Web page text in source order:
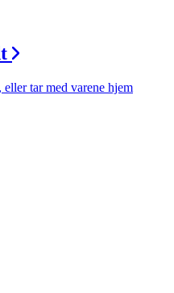
tar med varene hjem